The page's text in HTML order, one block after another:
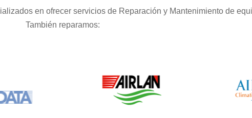
en ofrecer servicios de Reparación y Mantenimiento de
También reparamos: